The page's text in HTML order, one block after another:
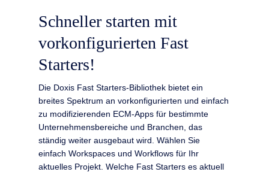
Schneller starten mit
vorkonfigurierten Fast
Starters!
Die Doxis Fast Starters-Bibliothek bietet ein
breites Spektrum an vorkonfigurierten und einfach
zu modifizierenden ECM-Apps für bestimmte
Unternehmensbereiche und Branchen, das
ständig weiter ausgebaut wird. Wählen Sie
einfach Workspaces und Workflows für Ihr
aktuelles Projekt. Welche Fast Starters es aktuell